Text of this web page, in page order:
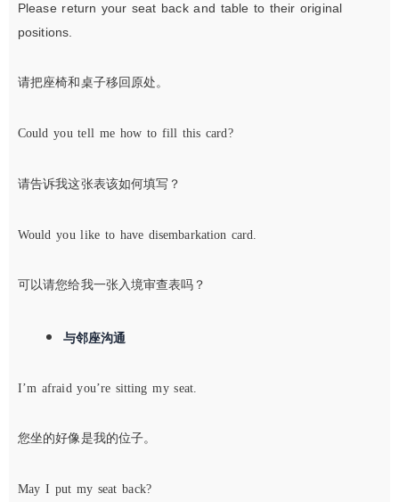
Please return your seat back and table to their original
positions.
请把座椅和桌子移回原处。
Could you tell me how to fill this card?
请告诉我这张表该如何填写？
Would you like to have disembarkation card.
可以请您给我一张入境审查表吗？
与邻座沟通
I’m afraid you’re sitting my seat.
您坐的好像是我的位子。
May I put my seat back?